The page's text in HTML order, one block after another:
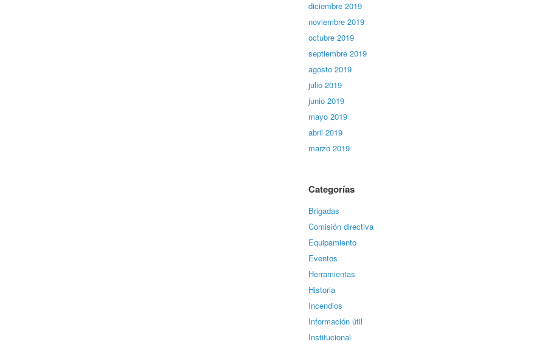
diciembre 2019
noviembre 2019
octubre 2019
septiembre 2019
agosto 2019
julio 2019
junio 2019
mayo 2019
abril 2019
marzo 2019
Categorías
Brigadas
Comisión directiva
Equipamiento
Eventos
Herramientas
Historia
Incendios
Información útil
Institucional